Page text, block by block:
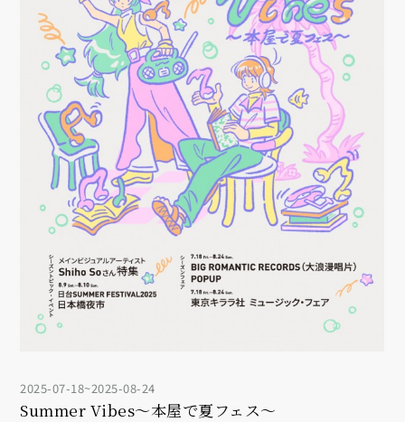
2025-07-18~2025-08-24
Summer Vibes～本屋で夏フェス～